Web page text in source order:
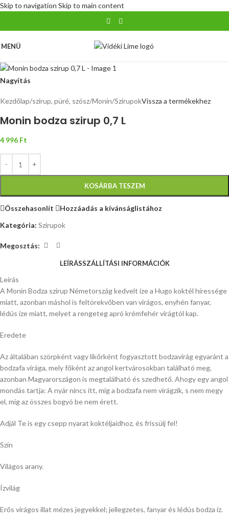
Skip to navigation Skip to main content
MENÜ
Nagyítás
Kezdőlap/szirup, püré, szósz/Monin/SzirupokVissza a termékekhez
Monin bodza szirup 0,7 L
4 996 Ft
KOSÁRBA TESZEM
Összehasonlít
Hozzáadás a kívánságlistához
Kategória: Szirupok
Megosztás:
LEÍRÁSSZÁLLÍTÁSI INFORMÁCIÓK
Leírás
A Monin Bodza szirup Németország kedvelt íze a Hugo koktél híressége
miatt, azonban máshol is feltörekvőben van virágos, enyhén fanyar,
lédús íze miatt, melyet a rengeteg apró krémfehér virágtól kap.
Eredete
Az általában szörpként vagy likőrként fogyasztott bodzavirág egyaránt a
bodzafa virága, mely főként az angol kertvárosokban található meg,
azonban Magyarországon is megtalálható és szedhető. Ahogy egy angol
mondás tartja: A nyár nincs itt, míg a bodzafa nem virágzik, s nem megy
el, míg az összes bogyó be nem érett.
Adjál Te is egy csepp nyarat koktéljaidhoz, és frissülj fel!
Szín
Világos arany.
Ízvilág
Erős virágos illat mézes jegyekkel; jellegzetes, fanyar és lédús bodza íz.